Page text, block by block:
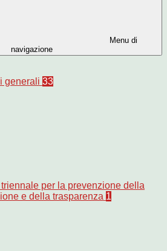
Menu di
navigazione
generali 33
per la prevenzione della
e della trasparenza 1